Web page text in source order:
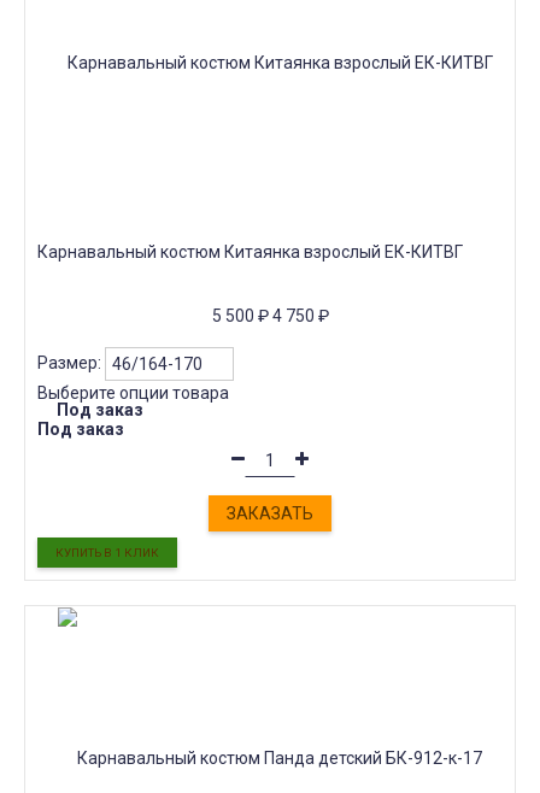
Карнавальный костюм Китаянка взрослый ЕК-КИТВГ
5 500 ₽ 4 750 ₽
Размер:
Выберите опции товара
Под заказ
Под заказ
ЗАКАЗАТЬ